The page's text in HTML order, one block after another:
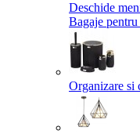
Deschide
Bagaje
Organizare si